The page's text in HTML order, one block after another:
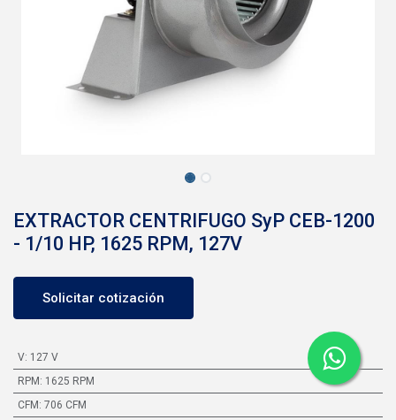
EXTRACTOR CENTRIFUGO SyP CEB-1200
- 1/10 HP, 1625 RPM, 127V
Solicitar cotización
V: 127 V
RPM : 1625 RPM
CFM : 706 CFM